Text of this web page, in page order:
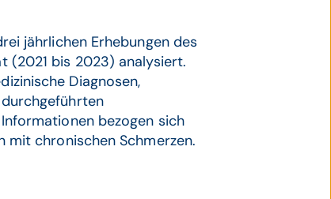
jährlichen Erhebungen des
(2021 bis 2023) analysiert.
Diagnosen,
bezogen sich
mit chronischen Schmerzen.